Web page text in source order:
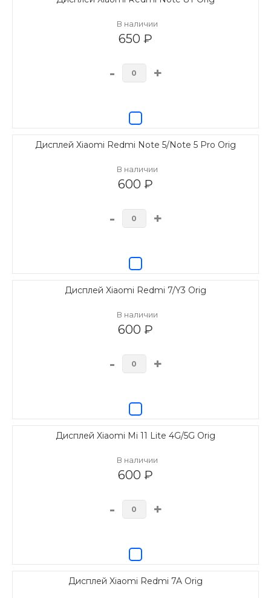
В наличии
650 ₽
- +
Дисплей Xiaomi Redmi Note 5/Note 5 Pro Orig
В наличии
600 ₽
- +
Дисплей Xiaomi Redmi 7/Y3 Orig
В наличии
600 ₽
- +
Дисплей Xiaomi Mi 11 Lite 4G/5G Orig
В наличии
600 ₽
- +
Дисплей Xiaomi Redmi 7A Orig